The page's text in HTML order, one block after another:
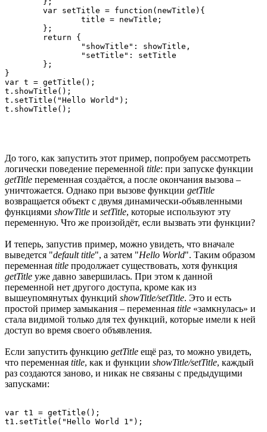
}
var t = getTitle();
t.showTitle();
t.setTitle("Hello World");
До того, как запустить этот пример, попробуем рассмотреть
логически поведение переменной title: при запуске функции
getTitle переменная создаётся, а после окончания вызова –
уничтожается. Однако при вызове функции getTitle
возвращается объект с двумя динамически-объявленными
функциями showTitle и setTitle, которые используют эту
переменную. Что же произойдёт, если вызвать эти функции?
И теперь, запустив пример, можно увидеть, что вначале
выведется "default title", а затем "Hello World". Таким образом
переменная title продолжает существовать, хотя функция
getTitle уже давно завершилась. При этом к данной
переменной нет другого доступа, кроме как из
вышеупомянутых функций showTitle/setTitle. Это и есть
простой пример замыкания – переменная title «замкнулась» и
стала видимой только для тех функций, которые имели к ней
доступ во время своего объявления.
Если запустить функцию getTitle ещё раз, то можно увидеть,
что переменная title, как и функции showTitle/setTitle, каждый
раз создаются заново, и никак не связаны с предыдущими
запусками:
var t1 = getTitle();
t1.setTitle("Hello World 1");